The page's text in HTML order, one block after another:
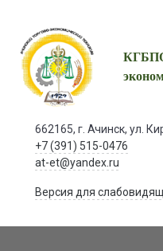
662165, г. Ачинск, ул.
+7 (391) 515-0476
at-et@yandex.ru
Версия для